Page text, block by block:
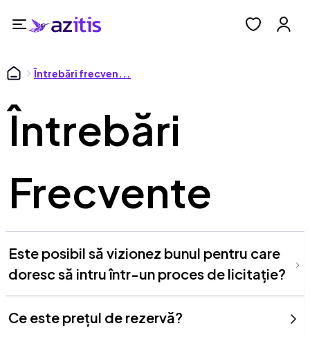
Întrebări frecven...
Întrebări
Frecvente
Este posibil să vizionez bunul pentru care
doresc să intru într-un proces de licitație?
Ce este prețul de rezervă?